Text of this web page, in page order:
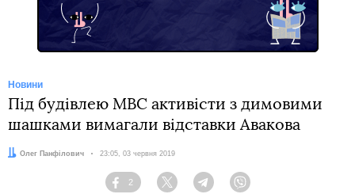
Новини
Під будівлею МВС активісти з димовими
шашками вимагали відставки Авакова
Автор:
Олег Панфілович Дата:
23:05, 03 червня 2019
Facebook
2
Twitter TelegramViber